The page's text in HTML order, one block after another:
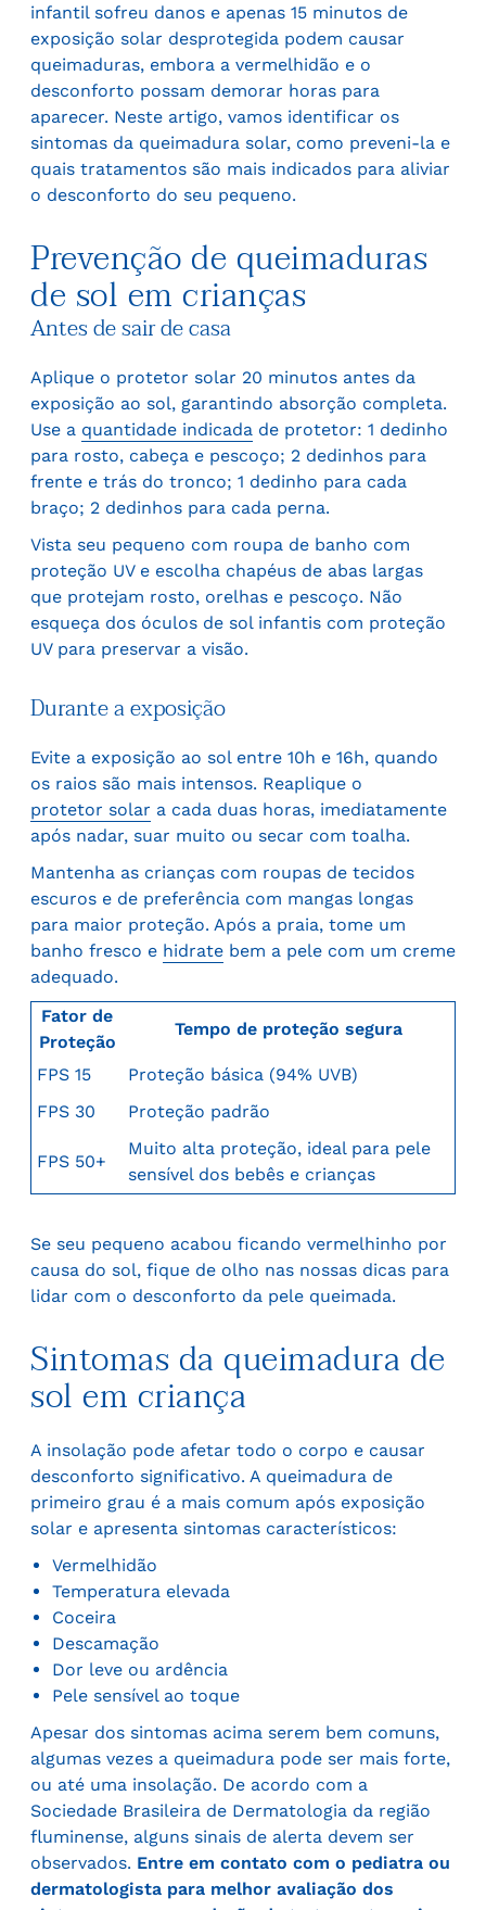
infantil sofreu danos e apenas 15 minutos de
exposição solar desprotegida podem causar
queimaduras, embora a vermelhidão e o
desconforto possam demorar horas para
aparecer. Neste artigo, vamos identificar os
sintomas da queimadura solar, como preveni-la e
quais tratamentos são mais indicados para aliviar
o desconforto do seu pequeno.
Prevenção de queimaduras
de sol em crianças
Antes de sair de casa
Aplique o protetor solar 20 minutos antes da
exposição ao sol, garantindo absorção completa.
Use a quantidade indicada de protetor: 1 dedinho
para rosto, cabeça e pescoço; 2 dedinhos para
frente e trás do tronco; 1 dedinho para cada
braço; 2 dedinhos para cada perna.
Vista seu pequeno com roupa de banho com
proteção UV e escolha chapéus de abas largas
que protejam rosto, orelhas e pescoço. Não
esqueça dos óculos de sol infantis com proteção
UV para preservar a visão.
Durante a exposição
Evite a exposição ao sol entre 10h e 16h, quando
os raios são mais intensos. Reaplique o
protetor solar a cada duas horas, imediatamente
após nadar, suar muito ou secar com toalha.
Mantenha as crianças com roupas de tecidos
escuros e de preferência com mangas longas
para maior proteção. Após a praia, tome um
banho fresco e hidrate bem a pele com um creme
adequado.
Fator de
Proteção
Tempo de proteção segura
FPS 15
Proteção básica (94% UVB)
FPS 30
Proteção padrão
FPS 50+
Muito alta proteção, ideal para pele
sensível dos bebês e crianças
Se seu pequeno acabou ficando vermelhinho por
causa do sol, fique de olho nas nossas dicas para
lidar com o desconforto da pele queimada.
Sintomas da queimadura de
sol em criança
A insolação pode afetar todo o corpo e causar
desconforto significativo. A queimadura de
primeiro grau é a mais comum após exposição
solar e apresenta sintomas característicos:
Vermelhidão
Temperatura elevada
Coceira
Descamação
Dor leve ou ardência
Pele sensível ao toque
Apesar dos sintomas acima serem bem comuns,
algumas vezes a queimadura pode ser mais forte,
ou até uma insolação. De acordo com a
Sociedade Brasileira de Dermatologia da região
fluminense, alguns sinais de alerta devem ser
observados. Entre em contato com o pediatra ou
dermatologista para melhor avaliação dos